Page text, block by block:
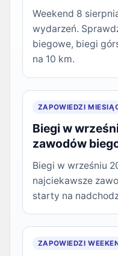
Weekend 8
wydarzeń.
biegowe, biegi
na 10 km.
ZAPOWIEDZI
Biegi w
zawodów
Biegi w wrześniu
najciekawsze
starty na
ZAPOWIEDZI